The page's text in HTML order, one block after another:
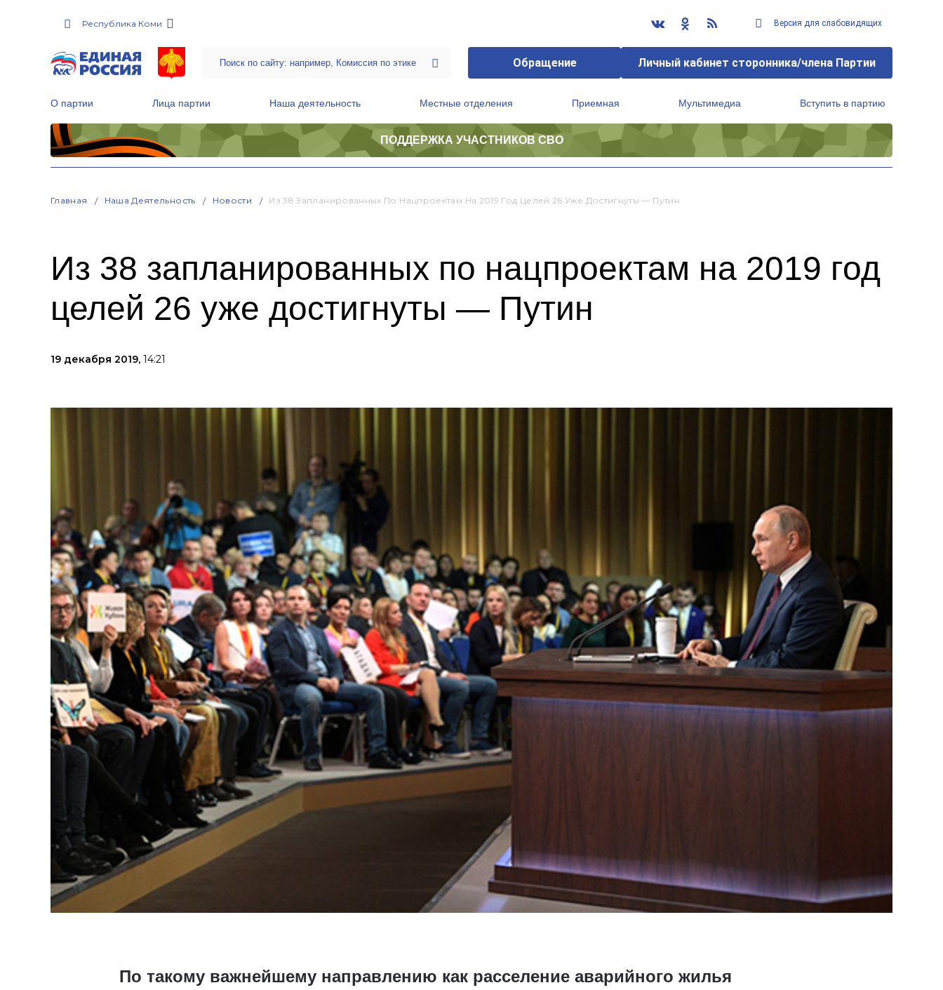
Республика Коми Версия для слабовидящих
Обращение Личный кабинет сторонника/члена Партии
О партии Лица партии Наша деятельность Местные отделения Приемная Мультимедиа Вступить в партию
ПОДДЕРЖКА УЧАСТНИКОВ СВО
Главная Наша Деятельность Новости Из 38 Запланированных По Нацпроектам На 2019 Год Целей 26 Уже Достигнуты — Путин
Из 38 запланированных по нацпроектам на 2019 год
целей 26 уже достигнуты — Путин
19 декабря 2019, 14:21
По такому важнейшему направлению как расселение аварийного жилья